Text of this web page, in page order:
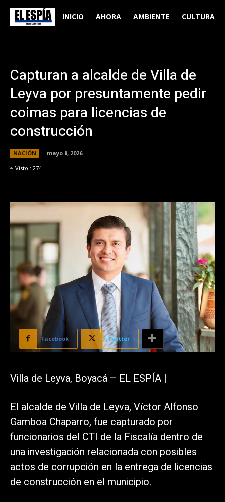
INICIO AHORA AMBIENTE CULTURA
Capturan a alcalde de Villa de
Leyva por presuntamente pedir
coimas para licencias de
construcción
NACIÓN
mayo 8, 2026
Visto : 274
Facebook Twitter
Villa de Leyva, Boyacá – EL ESPÍA |
El alcalde de Villa de Leyva, Víctor Alfonso
Gamboa Chaparro, fue capturado por
funcionarios del CTI de la Fiscalía dentro de
una investigación relacionada con posibles
actos de corrupción en la entrega de licencias
de construcción en el municipio.